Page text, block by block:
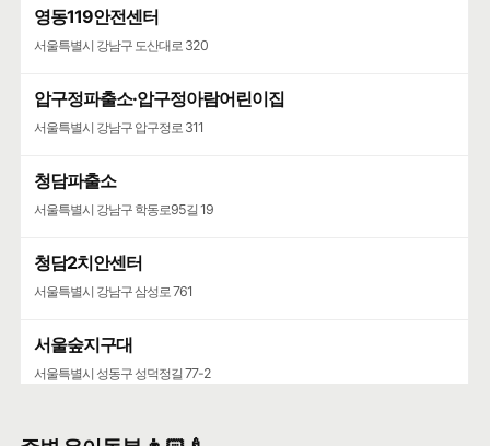
영동119안전센터
서울특별시 강남구 도산대로 320
압구정파출소·압구정아람어린이집
서울특별시 강남구 압구정로 311
청담파출소
서울특별시 강남구 학동로95길 19
청담2치안센터
서울특별시 강남구 삼성로 761
서울숲지구대
서울특별시 성동구 성덕정길 77-2